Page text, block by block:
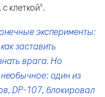
клеткой8.
эксперименты:
заставить
врага. Но
один из
DP-107, блокировал